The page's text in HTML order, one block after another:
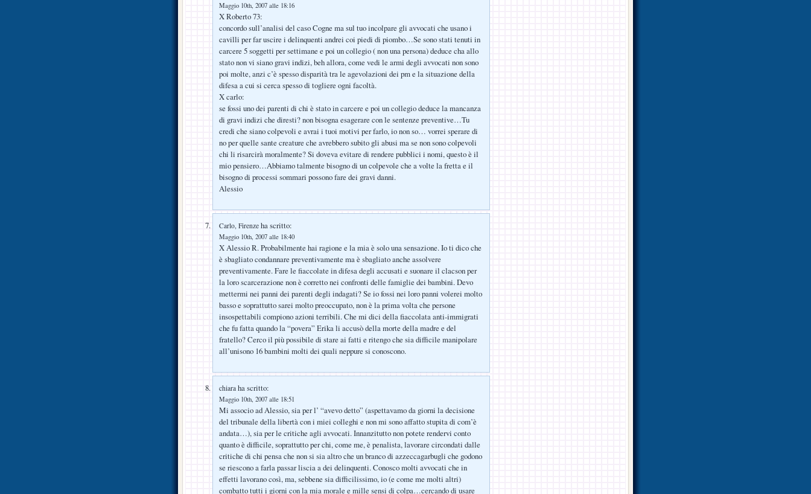
Maggio 10th, 2007 alle 18:16
X Roberto 73:
concordo sull’analisi del caso Cogne ma sul tuo incolpare gli avvocati che usano i
cavilli per far uscire i delinquenti andrei coi piedi di piombo…Se sono stati tenuti in
carcere 5 soggetti per settimane e poi un collegio ( non una persona) deduce cha allo
stato non vi siano gravi indizi, beh allora, come vedi le armi degli avvocati non sono
poi molte, anzi c’è spesso disparità tra le agevolazioni dei pm e la situazione della
difesa a cui si cerca spesso di togliere ogni facoltà.
X carlo:
se fossi uno dei parenti di chi è stato in carcere e poi un collegio deduce la mancanza
di gravi indizi che diresti? non bisogna esagerare con le sentenze preventive…Tu
credi che siano colpevoli e avrai i tuoi motivi per farlo, io non so… vorrei sperare di
no per quelle sante creature che avrebbero subito gli abusi ma se non sono colpevoli
chi li risarcirà moralmente? Si doveva evitare di rendere pubblici i nomi, questo è il
mio pensiero…Abbiamo talmente bisogno di un colpevole che a volte la fretta e il
bisogno di processi sommari possono fare dei gravi danni.
Alessio
Carlo, Firenze ha scritto:
Maggio 10th, 2007 alle 18:40
X Alessio R. Probabilmente hai ragione e la mia è solo una sensazione. Io ti dico che
è sbagliato condannare preventivamente ma è sbagliato anche assolvere
preventivamente. Fare le fiaccolate in difesa degli accusati e suonare il clacson per
la loro scarcerazione non è corretto nei confronti delle famiglie dei bambini. Devo
mettermi nei panni dei parenti degli indagati? Se io fossi nei loro panni volerei molto
basso e soprattutto sarei molto preoccupato, non è la prima volta che persone
insospettabili compiono azioni terribili. Che mi dici della fiaccolata anti-immigrati
che fu fatta quando la “povera” Erika li accusò della morte della madre e del
fratello? Cerco il più possibile di stare ai fatti e ritengo che sia difficile manipolare
all’unisono 16 bambini molti dei quali neppure si conoscono.
chiara ha scritto:
Maggio 10th, 2007 alle 18:51
Mi associo ad Alessio, sia per l’ “avevo detto” (aspettavamo da giorni la decisione
del tribunale della libertà con i miei colleghi e non mi sono affatto stupita di com’è
andata…), sia per le critiche agli avvocati. Innanzitutto non potete rendervi conto
quanto è difficile, soprattutto per chi, come me, è penalista, lavorare circondati dalle
critiche di chi pensa che non si sia altro che un branco di azzeccagarbugli che godono
se riescono a farla passar liscia a dei delinquenti. Conosco molti avvocati che in
effetti lavorano così, ma, sebbene sia difficilissimo, io (e come me molti altri)
combatto tutti i giorni con la mia morale e mille sensi di colpa…cercando di usare